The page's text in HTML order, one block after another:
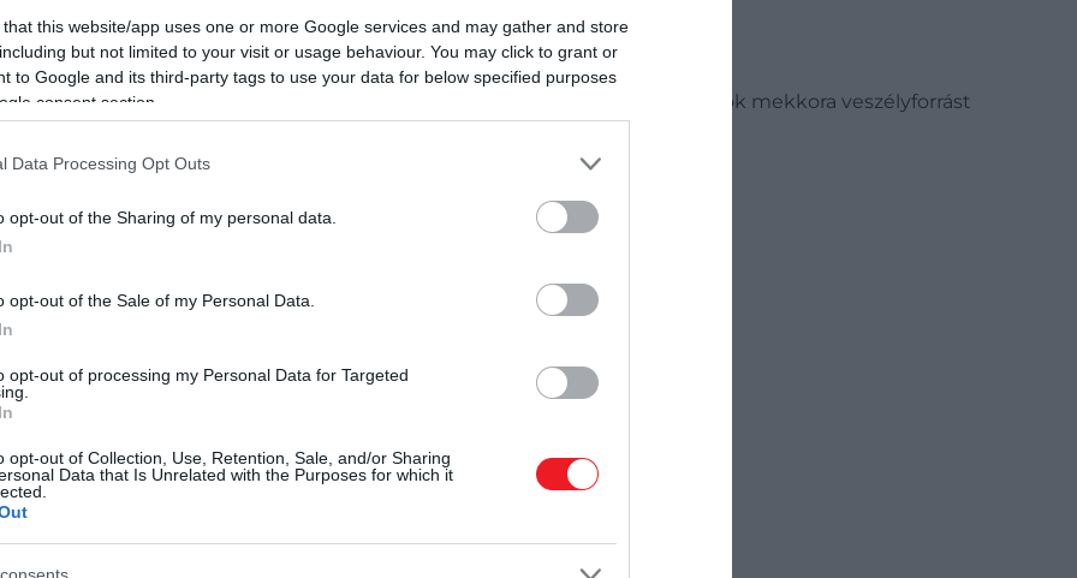
that this website/app uses one or more Google services and may gather and store
but not limited to your visit or usage behaviour. You may click to grant or
to Google and its third-party tags to use your data for below specified purposes
consent section.
Data Processing Opt Outs
opt-out of the Sharing of my personal data.
opt-out of the Sale of my Personal Data.
opt-out of processing my Personal Data for Targeted
opt-out of Collection, Use, Retention, Sale, and/or Sharing
Data that Is Unrelated with the Purposes for which it
paradicsoma
erkélyen hagyott virágalátétek, vödrök, esővízgyűjtők vagy madáritatók mekkora veszélyforrást
le ide a petéiket, és a lárvák néhány nap alatt kikelhetnek.
és öntsük ki, vagy cseréljük frissre a vizet.